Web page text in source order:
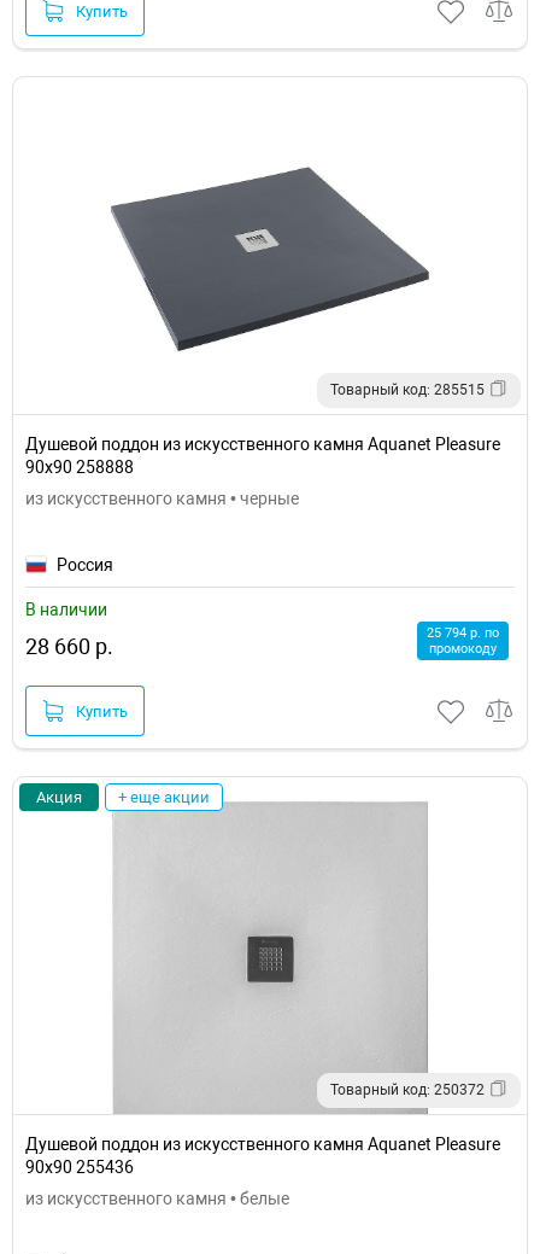
Купить
Товарный код: 285515
Душевой поддон из искусственного камня Aquanet Pleasure
90x90 258888
из искусственного камня • черные
Россия
В наличии
28 660 р.
25 794 р. по
промокоду
Купить
Акция + еще акции
Товарный код: 250372
Душевой поддон из искусственного камня Aquanet Pleasure
90x90 255436
из искусственного камня • белые